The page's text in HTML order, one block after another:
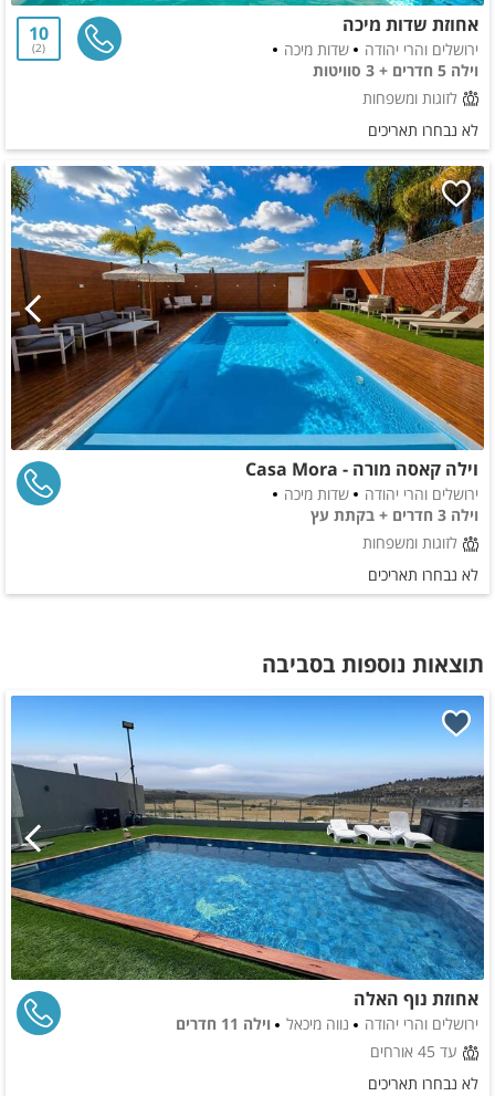
אחוזת שדות מיכה
ירושלים והרי יהודה
שדות מיכה
וילה 5 חדרים + 3 סוויטות
לזוגות ומשפחות
10
2
לא נבחרו תאריכים
וילה קאסה מורה - Casa Mora
ירושלים והרי יהודה
שדות מיכה
וילה 3 חדרים + בקתת עץ
לזוגות ומשפחות
לא נבחרו תאריכים
תוצאות נוספות בסביבה
אחוזת נוף האלה
ירושלים והרי יהודה נווה מיכאל
וילה 11 חדרים
עד 45 אורחים
לא נבחרו תאריכים